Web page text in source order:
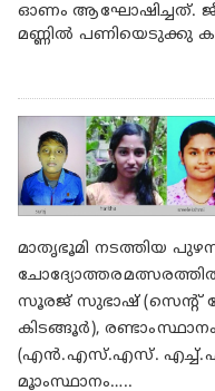
ഓണം ആഘോഷിച്ചത്.
മണ്ണില്‍ പണിയെടുക്കു
മാതൃഭൂമി നടത്തിയ
സൂരജ് സുഭാഷ് (സെന്റ്
കിടങ്ങൂര്‍),
(എന്‍.എസ്.എസ്.
മൂാംസ്ഥാനം…..